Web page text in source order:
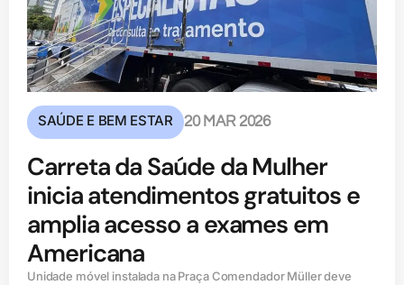
SAÚDE E BEM ESTAR 20 MAR 2026
Carreta da Saúde da Mulher
inicia atendimentos gratuitos e
amplia acesso a exames em
Americana
Unidade móvel instalada na Praça Comendador Müller deve